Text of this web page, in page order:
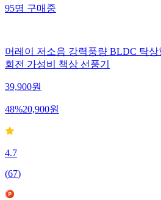
95명구매중
머레이 저소음 강력풍량 BLDC 탁
회전 가성비 책상 선풍기
39,900원
48%20,900원
4.7
(67)